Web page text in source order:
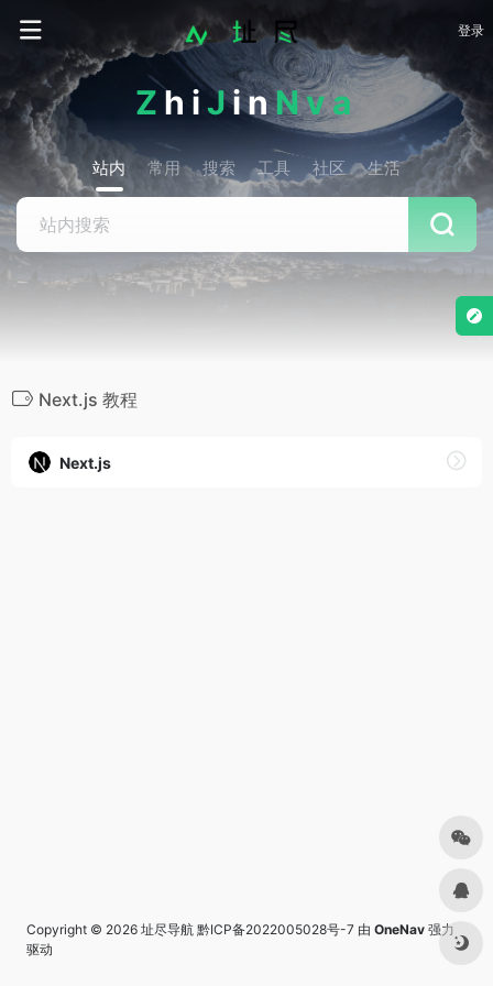
登录
ZhiJinNva
站内 常用 搜索 工具 社区 生活
Next.js 教程
Next.js
Copyright © 2026 址尽导航 黔ICP备2022005028号-7 由 OneNav 强力
驱动